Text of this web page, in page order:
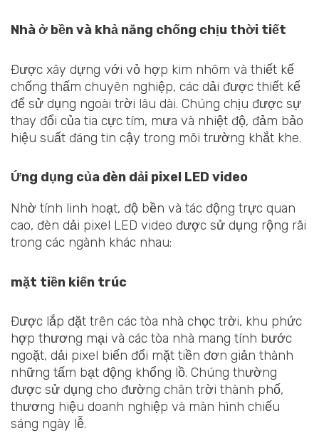
Nhà ở bền và khả năng chống chịu thời tiết
Được xây dựng với vỏ hợp kim nhôm và thiết kế
chống thấm chuyên nghiệp, các dải được thiết kế
để sử dụng ngoài trời lâu dài. Chúng chịu được sự
thay đổi của tia cực tím, mưa và nhiệt độ, đảm bảo
hiệu suất đáng tin cậy trong môi trường khắt khe.
Ứng dụng của đèn dải pixel LED video
Nhờ tính linh hoạt, độ bền và tác động trực quan
cao, đèn dải pixel LED video được sử dụng rộng rãi
trong các ngành khác nhau:
mặt tiền kiến trúc
Được lắp đặt trên các tòa nhà chọc trời, khu phức
hợp thương mại và các tòa nhà mang tính bước
ngoặt, dải pixel biến đổi mặt tiền đơn giản thành
những tấm bạt động khổng lồ. Chúng thường
được sử dụng cho đường chân trời thành phố,
thương hiệu doanh nghiệp và màn hình chiếu
sáng ngày lễ.